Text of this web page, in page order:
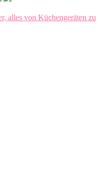
alles von Küchengeräten zu